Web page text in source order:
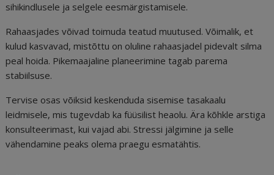
sihikindlusele ja selgele eesmärgistamisele.
Rahaasjades võivad toimuda teatud muutused. Võimalik, et
kulud kasvavad, mistõttu on oluline rahaasjadel pidevalt silma
peal hoida. Pikemaajaline planeerimine tagab parema
stabiilsuse.
Tervise osas võiksid keskenduda sisemise tasakaalu
leidmisele, mis tugevdab ka füüsilist heaolu. Ära kõhkle arstiga
konsulteerimast, kui vajad abi. Stressi jälgimine ja selle
vähendamine peaks olema praegu esmatähtis.